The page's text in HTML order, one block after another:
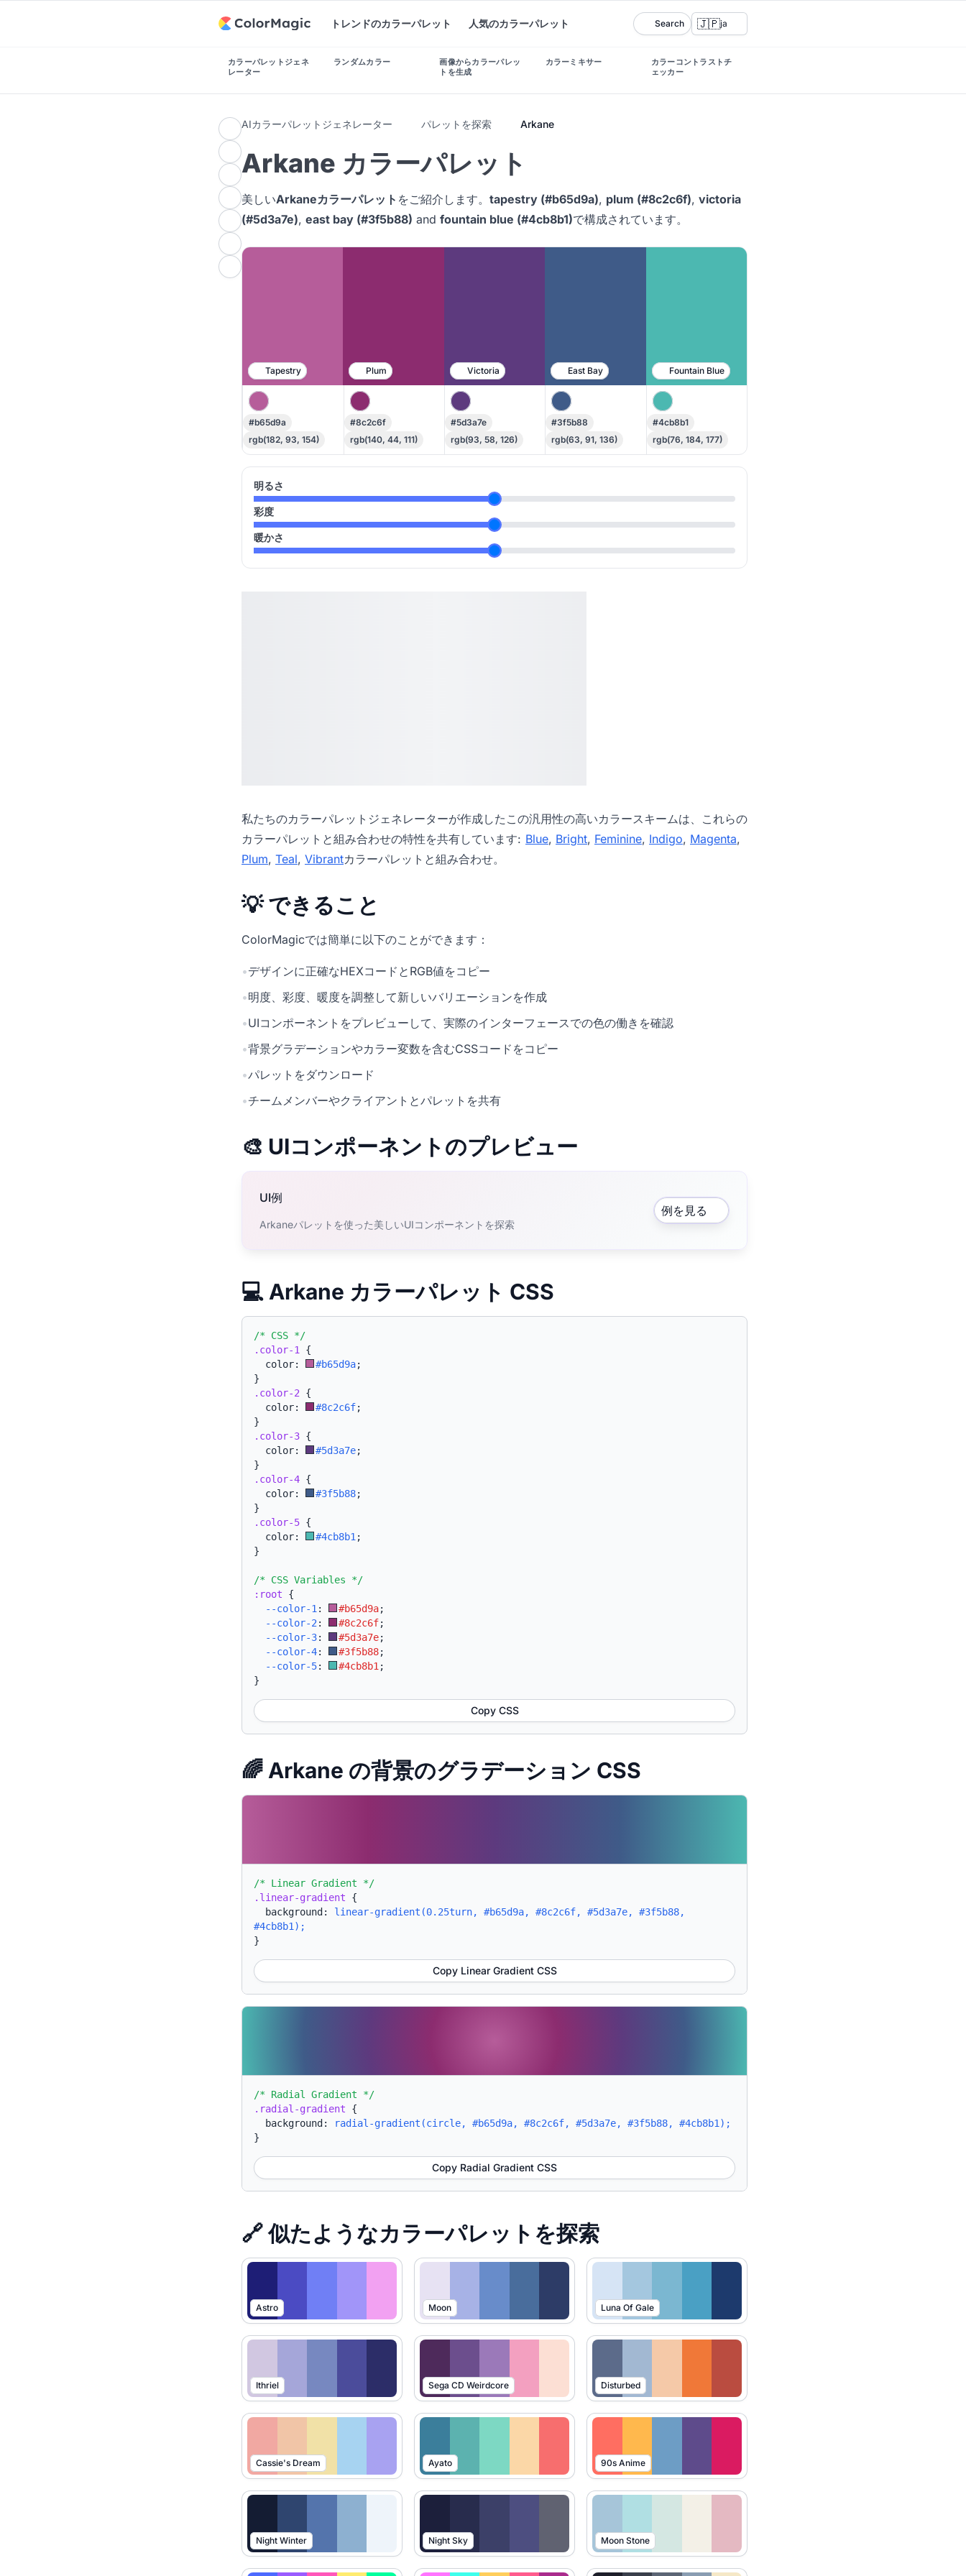
トレンドのカラーパレット 人気のカラーパレット Search 🇯🇵ja
カラーパレットジェネ
レーター
ランダムカラー
画像からカラーパレッ
トを生成
カラーミキサー
カラーコントラストチ
ェッカー
AIカラーパレットジェネレーター パレットを探索 Arkane
Arkane カラーパレット
美しいArkaneカラーパレット をご紹介します。 tapestry (#b65d9a), plum (#8c2c6f), victoria
(#5d3a7e), east bay (#3f5b88) and fountain blue (#4cb8b1)で構成されています。
Tapestry Plum Victoria East Bay Fountain Blue
#b65d9a
rgb(182, 93, 154)
#8c2c6f
rgb(140, 44, 111)
#5d3a7e
rgb(93, 58, 126)
#3f5b88
rgb(63, 91, 136)
#4cb8b1
rgb(76, 184, 177)
明るさ
彩度
暖かさ
私たちのカラーパレットジェネレーターが作成したこの汎用性の高いカラースキームは、これらの
カラーパレットと組み合わせの特性を共有しています: Blue, Bright, Feminine, Indigo, Magenta,
Plum, Teal, Vibrantカラーパレットと組み合わせ。
💡 できること
ColorMagicでは簡単に以下のことができます：
•デザインに正確なHEXコードとRGB値をコピー
•明度、彩度、暖度を調整して新しいバリエーションを作成
•UIコンポーネントをプレビューして、実際のインターフェースでの色の働きを確認
•背景グラデーションやカラー変数を含むCSSコードをコピー
•パレットをダウンロード
•チームメンバーやクライアントとパレットを共有
🎨 UIコンポーネントのプレビュー
UI例
Arkaneパレットを使った美しいUIコンポーネントを探索
例を見る
💻 Arkane カラーパレット CSS
/* CSS */
.color-1
{
  color:
#b65d9a;
}
.color-2 {
  color:
#8c2c6f;
}
.color-3 {
  color:
#5d3a7e;
}
.color-4 {
  color:
#3f5b88;
}
.color-5 {
  color:
#4cb8b1 ;
}
/* CSS Variables */
:root {
--color-1 : #b65d9a;
--color-2 : #8c2c6f;
--color-3: #5d3a7e;
--color-4: #3f5b88;
--color-5: #4cb8b1 ;
}
Copy CSS
🌈 Arkane の背景のグラデーション CSS
/* Linear Gradient */
.linear-gradient {
background: linear-gradient(0.25turn, #b65d9a, #8c2c6f, #5d3a7e, #3f5b88,
#4cb8b1);
}
Copy Linear Gradient CSS
/* Radial Gradient */
.radial-gradient {
background:
radial-gradient(circle, #b65d9a, #8c2c6f, #5d3a7e, #3f5b88, #4cb8b1);
}
Copy Radial Gradient CSS
🔗 似たようなカラーパレットを探索
Astro Moon Luna Of Gale
Ithriel Sega CD Weirdcore Disturbed
Cassie's Dream Ayato 90s Anime
Night Winter Night Sky Moon Stone